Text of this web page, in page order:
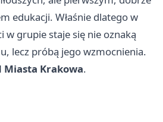
edukacji. Właśnie dlatego w
w grupie staje się nie oznaką
lecz próbą jego wzmocnienia.
Miasta Krakowa.